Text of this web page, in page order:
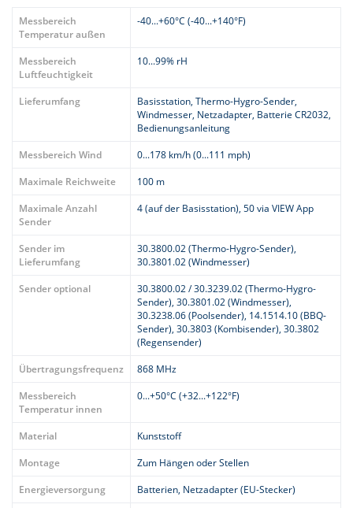
Messbereich
Temperatur außen
-40...+60°C (-40...+140°F)
Messbereich
Luftfeuchtigkeit
10...99% rH
Lieferumfang
Basisstation, Thermo-Hygro-Sender,
Windmesser, Netzadapter, Batterie CR2032,
Bedienungsanleitung
Messbereich Wind
0...178 km/h (0...111 mph)
Maximale Reichweite
100 m
Maximale Anzahl
Sender
4 (auf der Basisstation), 50 via VIEW App
Sender im
Lieferumfang
30.3800.02 (Thermo-Hygro-Sender),
30.3801.02 (Windmesser)
Sender optional
30.3800.02 / 30.3239.02 (Thermo-Hygro-
Sender), 30.3801.02 (Windmesser),
30.3238.06 (Poolsender), 14.1514.10 (BBQ-
Sender), 30.3803 (Kombisender), 30.3802
(Regensender)
Übertragungsfrequenz
868 MHz
Messbereich
Temperatur innen
0...+50°C (+32...+122°F)
Material
Kunststoff
Montage
Zum Hängen oder Stellen
Energieversorgung
Batterien, Netzadapter (EU-Stecker)